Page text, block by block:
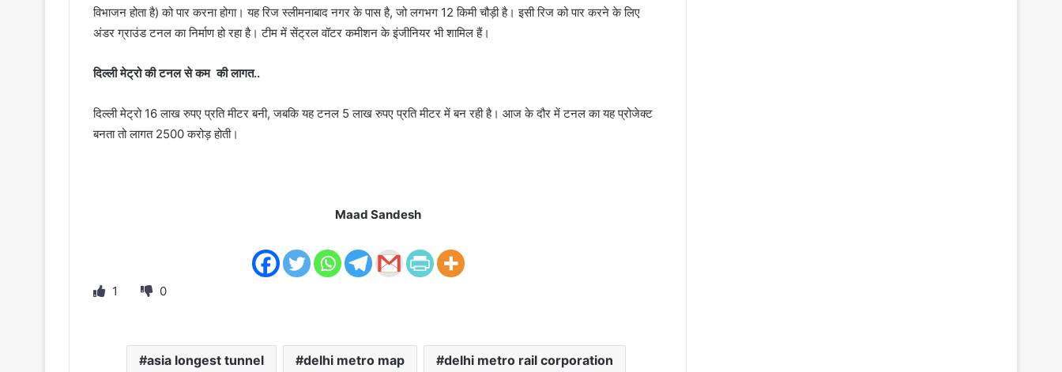
विभाजन होता है) को पार करना होगा। यह रिज स्लीमनाबाद नगर के पास है, जो लगभग 12 किमी चौड़ी है। इसी रिज को पार करने के लिए
अंडर ग्राउंड टनल का निर्माण हो रहा है। टीम में सेंट्रल वॉटर कमीशन के इंजीनियर भी शामिल हैं।
दिल्ली मेट्रो की टनल से कम की लागत..
दिल्ली मेट्रो 16 लाख रुपए प्रति मीटर बनी, जबकि यह टनल 5 लाख रुपए प्रति मीटर में बन रही है। आज के दौर में टनल का यह प्रोजेक्ट
बनता तो लागत 2500 करोड़ होती।
Maad Sandesh
1 0
asia longest tunnel delhi metro map delhi metro rail corporation